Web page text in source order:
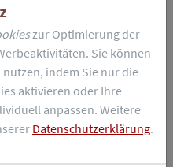
eigener Programme
Code
LiveConfig Lua-Module
LC.crypt.*
LC.expect.*
zur Optimierung der
Sie können
indem Sie nur die
aktivieren oder Ihre
anpassen. Weitere
Datenschutzerklärung.